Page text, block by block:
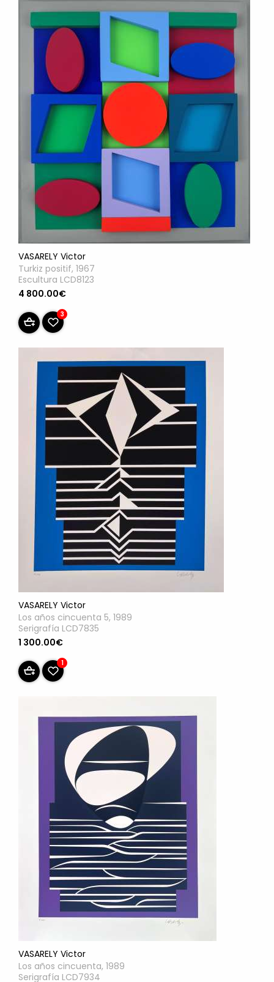
VASARELY Victor
Turkiz positif, 1967
Escultura LCD8123
4 800.00€
3
VASARELY Victor
Los años cincuenta 5, 1989
Serigrafía LCD7835
1 300.00€
1
VASARELY Victor
Los años cincuenta, 1989
Serigrafía LCD7934